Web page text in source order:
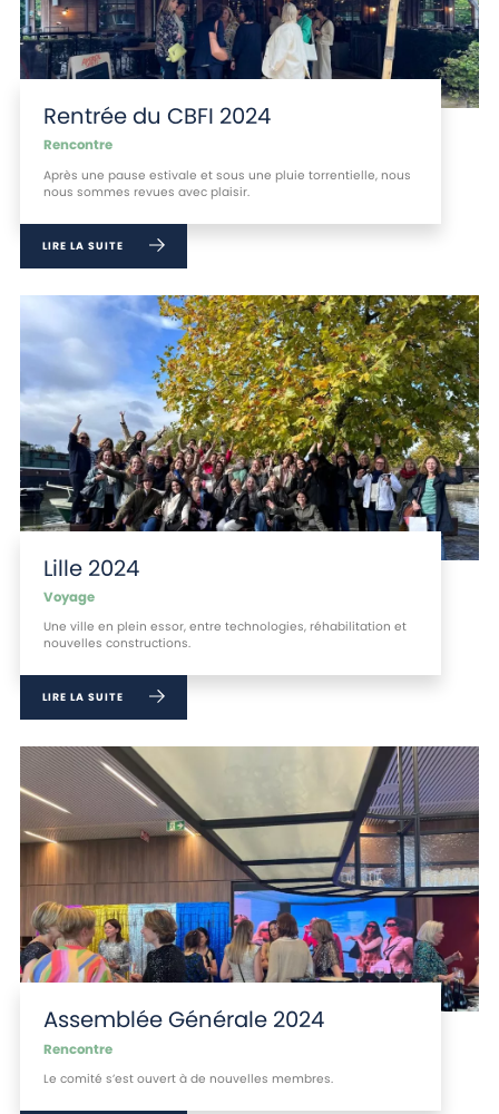
Rentrée du CBFI 2024
Rencontre
Après une pause estivale et sous une pluie torrentielle, nous
nous sommes revues avec plaisir.
LIRE LA SUITE
Lille 2024
Voyage
Une ville en plein essor, entre technologies, réhabilitation et
nouvelles constructions.
LIRE LA SUITE
Assemblée Générale 2024
Rencontre
Le comité s’est ouvert à de nouvelles membres.